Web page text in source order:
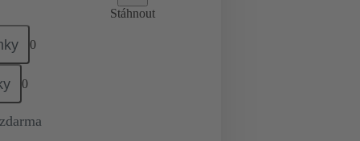
Stáhnout
0
0